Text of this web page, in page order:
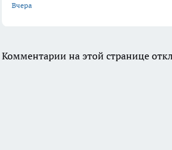
Вчера
Комментарии на этой странице